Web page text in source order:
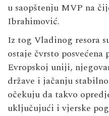
u saopštenju MVP na
Ibrahimović.
Iz tog Vladinog resora
ostaje čvrsto posvećena
Evropskoj uniji,
države i jačanju
očekuju da takvo
uključujući i vjerske